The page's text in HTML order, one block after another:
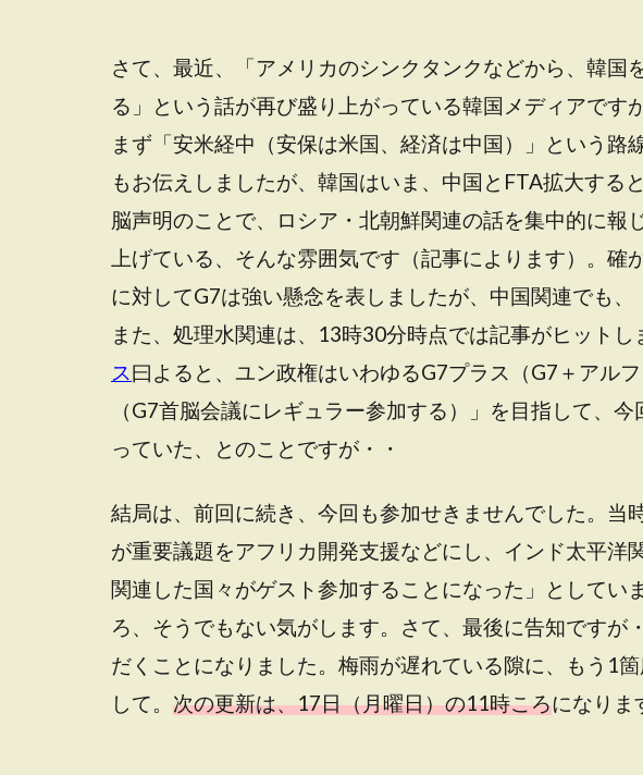
さて、最近、「アメリカのシンクタンクなどから、韓国
る」という話が再び盛り上がっている韓国メディアです
まず「安米経中（安保は米国、経済は中国）」という路
もお伝えしましたが、韓国はいま、中国とFTA拡大する
脳声明のことで、ロシア・北朝鮮関連の話を集中的に報
上げている、そんな雰囲気です（記事によります）。確
に対してG7は強い懸念を表しましたが、中国関連でも、
また、処理水関連は、13時30分時点では記事がヒット
ス曰よると、ユン政権はいわゆるG7プラス（G7＋アル
（G7首脳会議にレギュラー参加する）」を目指して、
っていた、とのことですが・・
結局は、前回に続き、今回も参加せきませんでした。当
が重要議題をアフリカ開発支援などにし、インド太平洋
関連した国々がゲスト参加することになった」としてい
ろ、そうでもない気がします。さて、最後に告知ですが
だくことになりました。梅雨が遅れている隙に、もう1
して。 次の更新は、17日（月曜日）の11時ころになりま